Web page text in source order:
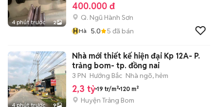
4 phút trước 2
400.000 đ
Q. Ngũ Hành Sơn
HHà 5.0 5 đã bán
4 phút trước 9
Nhà mới thiết kế hiện đại Kp 12A- P.
trảng bom- tp. đồng nai
3 PN Hướng Bắc Nhà ngõ, hẻm
2,3 tỷ 19 tr/m² 120 m²
Huyện Trảng Bom